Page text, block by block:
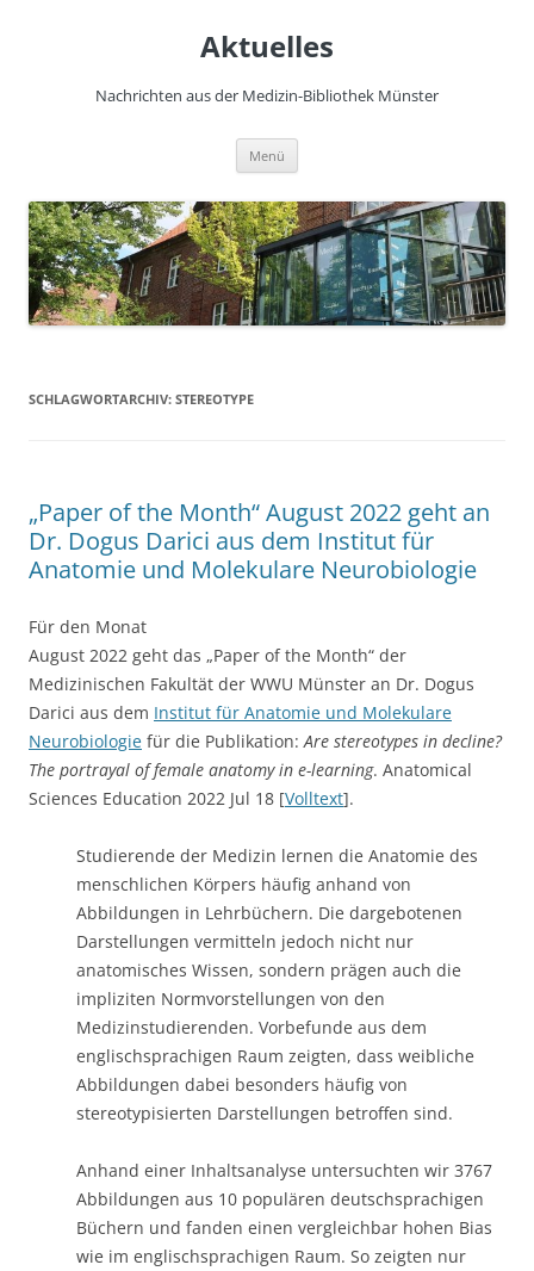
Aktuelles
Nachrichten aus der Medizin-Bibliothek Münster
Menü
SCHLAGWORTARCHIV: STEREOTYPE
„Paper of the Month“ August 2022 geht an
Dr. Dogus Darici aus dem Institut für
Anatomie und Molekulare Neurobiologie
Für den Monat
August 2022 geht das „Paper of the Month“ der
Medizinischen Fakultät der WWU Münster an Dr. Dogus
Darici aus dem Institut für Anatomie und Molekulare
Neurobiologie für die Publikation:Are stereotypes in decline?
The portrayal of female anatomy in e-learning. Anatomical
Sciences Education 2022 Jul 18 [Volltext].
Studierende der Medizin lernen die Anatomie des
menschlichen Körpers häufig anhand von
Abbildungen in Lehrbüchern. Die dargebotenen
Darstellungen vermitteln jedoch nicht nur
anatomisches Wissen, sondern prägen auch die
impliziten Normvorstellungen von den
Medizinstudierenden. Vorbefunde aus dem
englischsprachigen Raum zeigten, dass weibliche
Abbildungen dabei besonders häufig von
stereotypisierten Darstellungen betroffen sind.
Anhand einer Inhaltsanalyse untersuchten wir 3767
Abbildungen aus 10 populären deutschsprachigen
Büchern und fanden einen vergleichbar hohen Bias
wie im englischsprachigen Raum. So zeigten nur